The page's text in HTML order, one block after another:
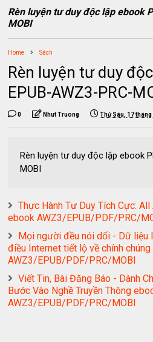
Rèn luyện tư duy độc lập ebook
MOBI
Home Sách
Rèn luyện tư duy
EPUB-AWZ3-PRC-
0 Nhut Truong Thứ Sáu, 17 tháng
Rèn luyện tư duy độc lập ebook
MOBI
Thực Hành Tư Duy Tích Cực:
ebook AWZ3/EPUB/PDF/PRC/
Mọi người đều nói dối - Dữ liệu
điều Internet tiết lộ về chính
AWZ3/EPUB/PDF/PRC/MOBI
Viết Tin, Bài Đăng Báo - Dành
Bước Vào Nghề Truyền Thông
AWZ3/EPUB/PDF/PRC/MOBI